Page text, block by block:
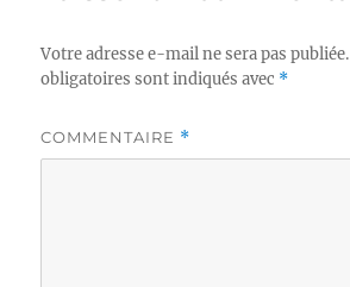
Votre adresse e-mail ne sera pas publiée.
obligatoires sont indiqués avec *
COMMENTAIRE *